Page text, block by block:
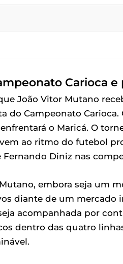
Carioca
João Vitor Mutano
do Campeonato Carioca.
o Maricá. O
ao ritmo do futebol
Fernando Diniz nas
embora seja um
diante de um mercado
acompanhada por
dentro das quatro